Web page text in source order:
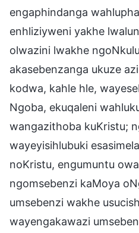
engaphindanga
enhliziyweni yakhe
olwazini lwakhe
akasebenzanga ukuze
kodwa, kahle hle,
Ngoba, ekuqaleni
wangazithoba kuKristu;
wayeyisihlubuki
noKristu, engumuntu
ngomsebenzi kaMoya
umsebenzi wakhe
wayengakawazi